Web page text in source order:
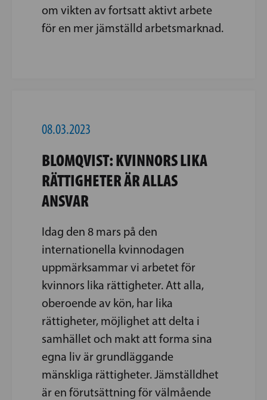
om vikten av fortsatt aktivt arbete
för en mer jämställd arbetsmarknad.
08.03.2023
BLOMQVIST: KVINNORS LIKA
RÄTTIGHETER ÄR ALLAS
ANSVAR
Idag den 8 mars på den
internationella kvinnodagen
uppmärksammar vi arbetet för
kvinnors lika rättigheter. Att alla,
oberoende av kön, har lika
rättigheter, möjlighet att delta i
samhället och makt att forma sina
egna liv är grundläggande
mänskliga rättigheter. Jämställdhet
är en förutsättning för välmående